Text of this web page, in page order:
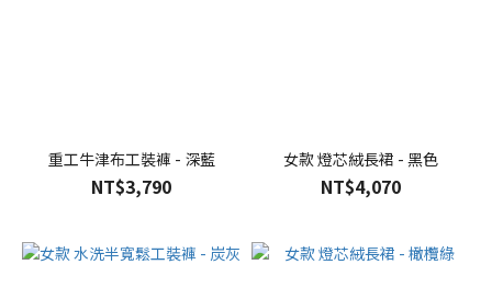
重工牛津布工裝褲 - 深藍
NT$3,790
女款 燈芯絨長裙 - 黑色
NT$4,070